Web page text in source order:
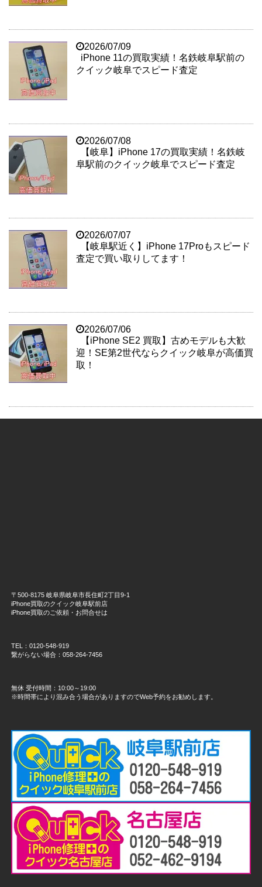
2026/07/09
iPhone 11の買取実績！名鉄岐阜駅前の
クイック岐阜でスピード査定
2026/07/08
【岐阜】iPhone 17の買取実績！名鉄岐
阜駅前のクイック岐阜でスピード査定
2026/07/07
【岐阜駅近く】iPhone 17Proもスピード
査定で買い取りしてます！
2026/07/06
【iPhone SE2 買取】古めモデルも大歓
迎！SE第2世代ならクイック岐阜が高価買
取！
〒500-8175 岐阜県岐阜市長住町2丁目9-1
iPhone買取のクイック岐阜駅前店
iPhone買取のご依頼・お問合せは
TEL：0120-548-919
繋がらない場合：058-264-7456
無休 受付時間：10:00～19:00
※時間帯により混み合う場合がありますのでWeb予約をお勧めします。